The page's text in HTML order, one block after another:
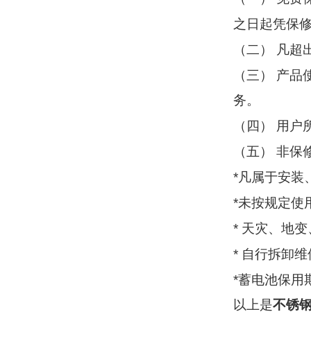
之日起凭保
（二） 凡超
（三 ） 产品
务。
（ 四 ） 用户
（五） 非保
*凡属于安装
*未按规定使
* 天灾、地
* 自行拆卸
*蓄电池保用
以上是不锈